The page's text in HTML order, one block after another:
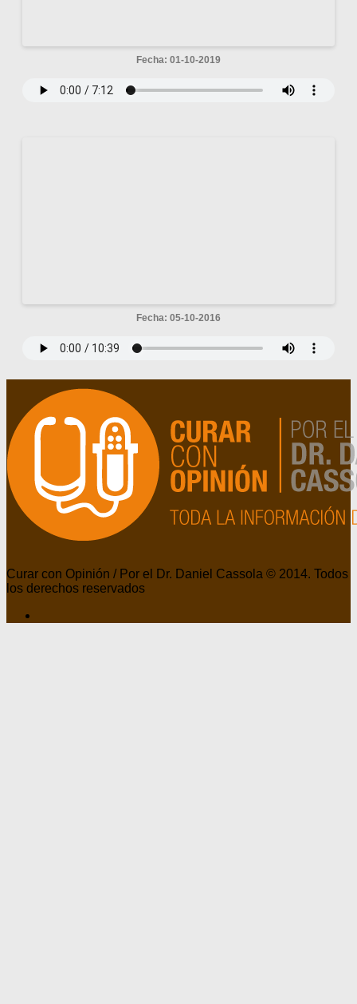
Fecha: 01-10-2019
Fecha: 05-10-2016
Curar con Opinión / Por el Dr. Daniel Cassola © 2014. Todos
los derechos reservados